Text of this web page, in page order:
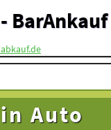
BarAnkauf
Auto